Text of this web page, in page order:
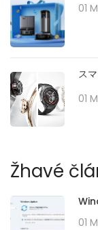
01
ス
01
Žhavé
が
01